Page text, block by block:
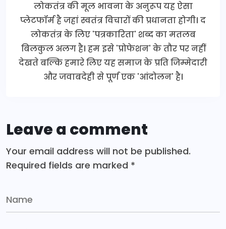
लोकतंत्र की मूल भावना के अनुरूप यह ऐसा
प्लेटफॉर्म है जहां स्वतंत्र विचारों की प्रधानता होगी। द
लोकतंत्र के लिए 'पत्रकारिता' शब्द का मतलब
बिलकुल अलग है। हम इसे 'प्रोफेशन' के तौर पर नहीं
देखते बल्कि हमारे लिए यह समाज के प्रति जिम्मेदारी
और जवाबदेही से पूर्ण एक 'आंदोलन' है।
Leave a comment
Your email address will not be published.
Required fields are marked *